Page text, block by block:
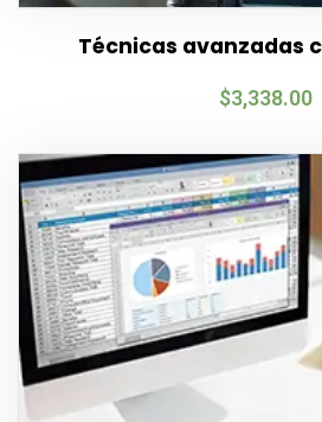
Técnicas avanzadas
$3,338.00